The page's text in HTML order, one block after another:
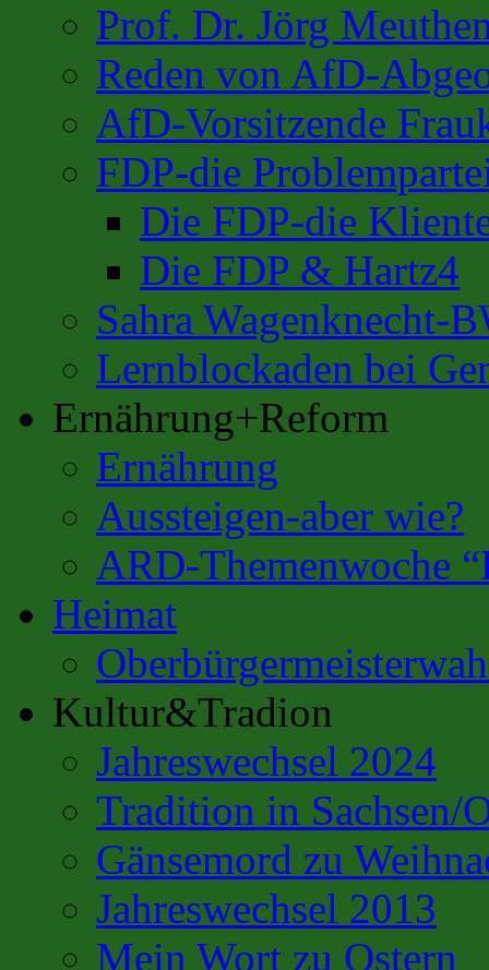
Prof. Dr. Jörg
Reden von AfD-
AfD-Vorsitzende
FDP-die
Die FDP-die
Die FDP & Hartz4
Sahra Wagenknecht-
Lernblockaden bei
Ernährung+Reform
Ernährung
Aussteigen-aber wie?
ARD-Themenwoche
Heimat
Kultur&Tradion
Jahreswechsel 2024
Tradition in Sachsen/
Gänsemord zu
Jahreswechsel 2013
Mein Wort zu Ostern